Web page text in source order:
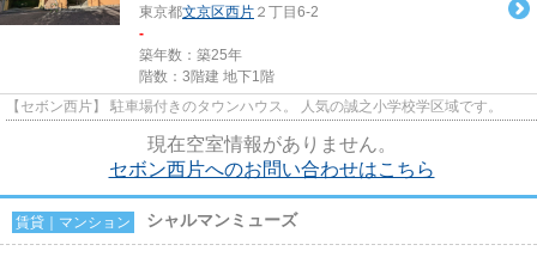
東京都文京区西片 ２丁目6-2
-
築年数：築25年
階数：3階建 地下1階
【セボン西片】 駐車場付きのタウンハウス。 人気の誠之小学校学区域です。
現在空室情報がありません。
セボン西片へのお問い合わせはこちら
賃貸｜マンション シャルマンミューズ